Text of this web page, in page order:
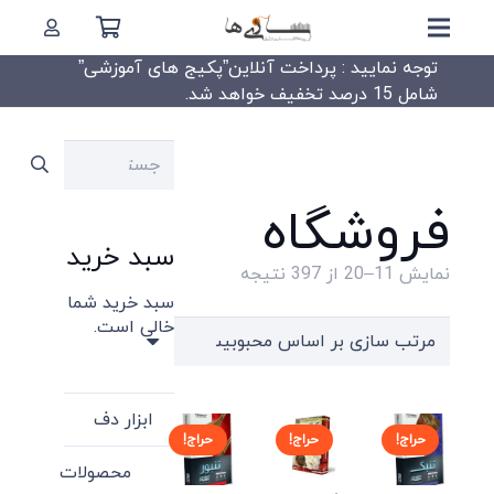
توجه نمایید : پرداخت آنلاین”پکیج های آموزشی”
شامل 15 درصد تخفیف خواهد شد.
فروشگاه
نمایش 11–20 از 397 نتیجه
popularity
حراج! حراج! حراج!
جستجو
سبد خرید
سبد خرید شما
خالی است.
ابزار دف
محصولات